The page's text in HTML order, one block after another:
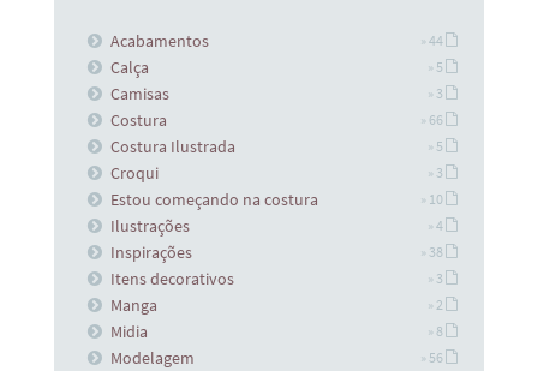
Acabamentos » 44
Calça » 5
Camisas » 3
Costura » 66
Costura Ilustrada » 5
Croqui » 3
Estou começando na costura » 10
Ilustrações » 4
Inspirações » 38
Itens decorativos » 3
Manga » 2
Midia » 8
Modelagem » 56